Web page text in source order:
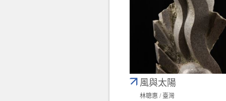
風與太陽
林聰惠 / 臺灣